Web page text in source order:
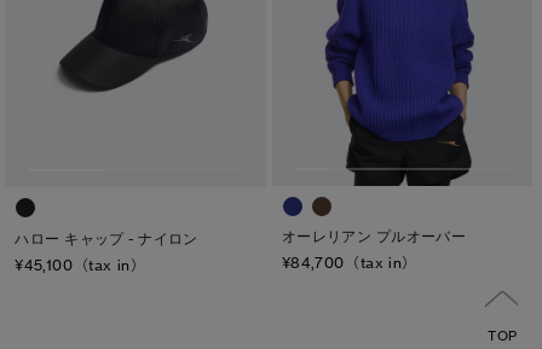
ハロー キャップ - ナイロン
¥45,100（tax in）
オーレリアン プルオーバー
¥84,700（tax in）
TOP